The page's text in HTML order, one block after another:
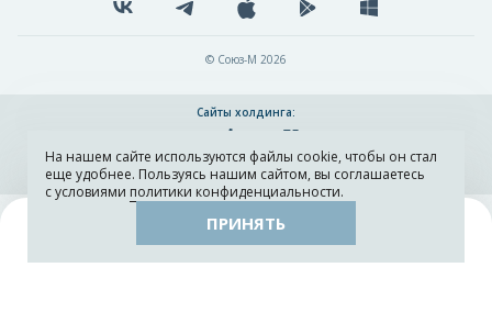
Каталог Остатки тканей
© Союз-М 2026
Сайты холдинга:
Разработка и поддержка сайта ADN
На нашем сайте используются файлы cookie, чтобы он стал
еще удобнее. Пользуясь нашим сайтом, вы соглашаетесь
с условиями политики конфиденциальности.
ПРИНЯТЬ